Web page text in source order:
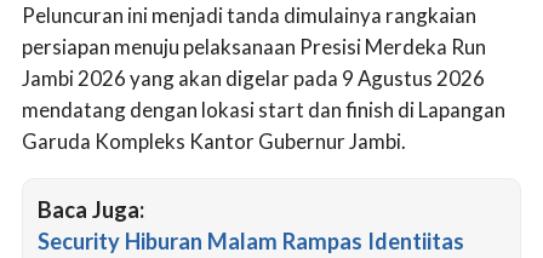
Peluncuran ini menjadi tanda dimulainya rangkaian
persiapan menuju pelaksanaan Presisi Merdeka Run
Jambi 2026 yang akan digelar pada 9 Agustus 2026
mendatang dengan lokasi start dan finish di Lapangan
Garuda Kompleks Kantor Gubernur Jambi.
Baca Juga:
Security Hiburan Malam Rampas Identiitas